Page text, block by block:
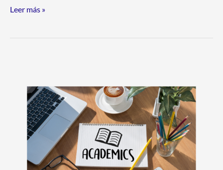
Leer más »
Doctorado
2024
Ciencias